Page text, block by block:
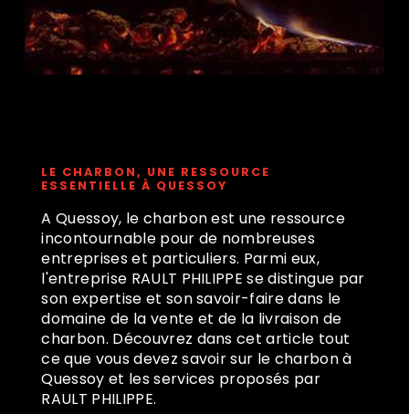
LE CHARBON, UNE RESSOURCE
ESSENTIELLE À QUESSOY
A Quessoy, le charbon est une ressource
incontournable pour de nombreuses
entreprises et particuliers. Parmi eux,
l'entreprise RAULT PHILIPPE se distingue par
son expertise et son savoir-faire dans le
domaine de la vente et de la livraison de
charbon. Découvrez dans cet article tout
ce que vous devez savoir sur le charbon à
Quessoy et les services proposés par
RAULT PHILIPPE.